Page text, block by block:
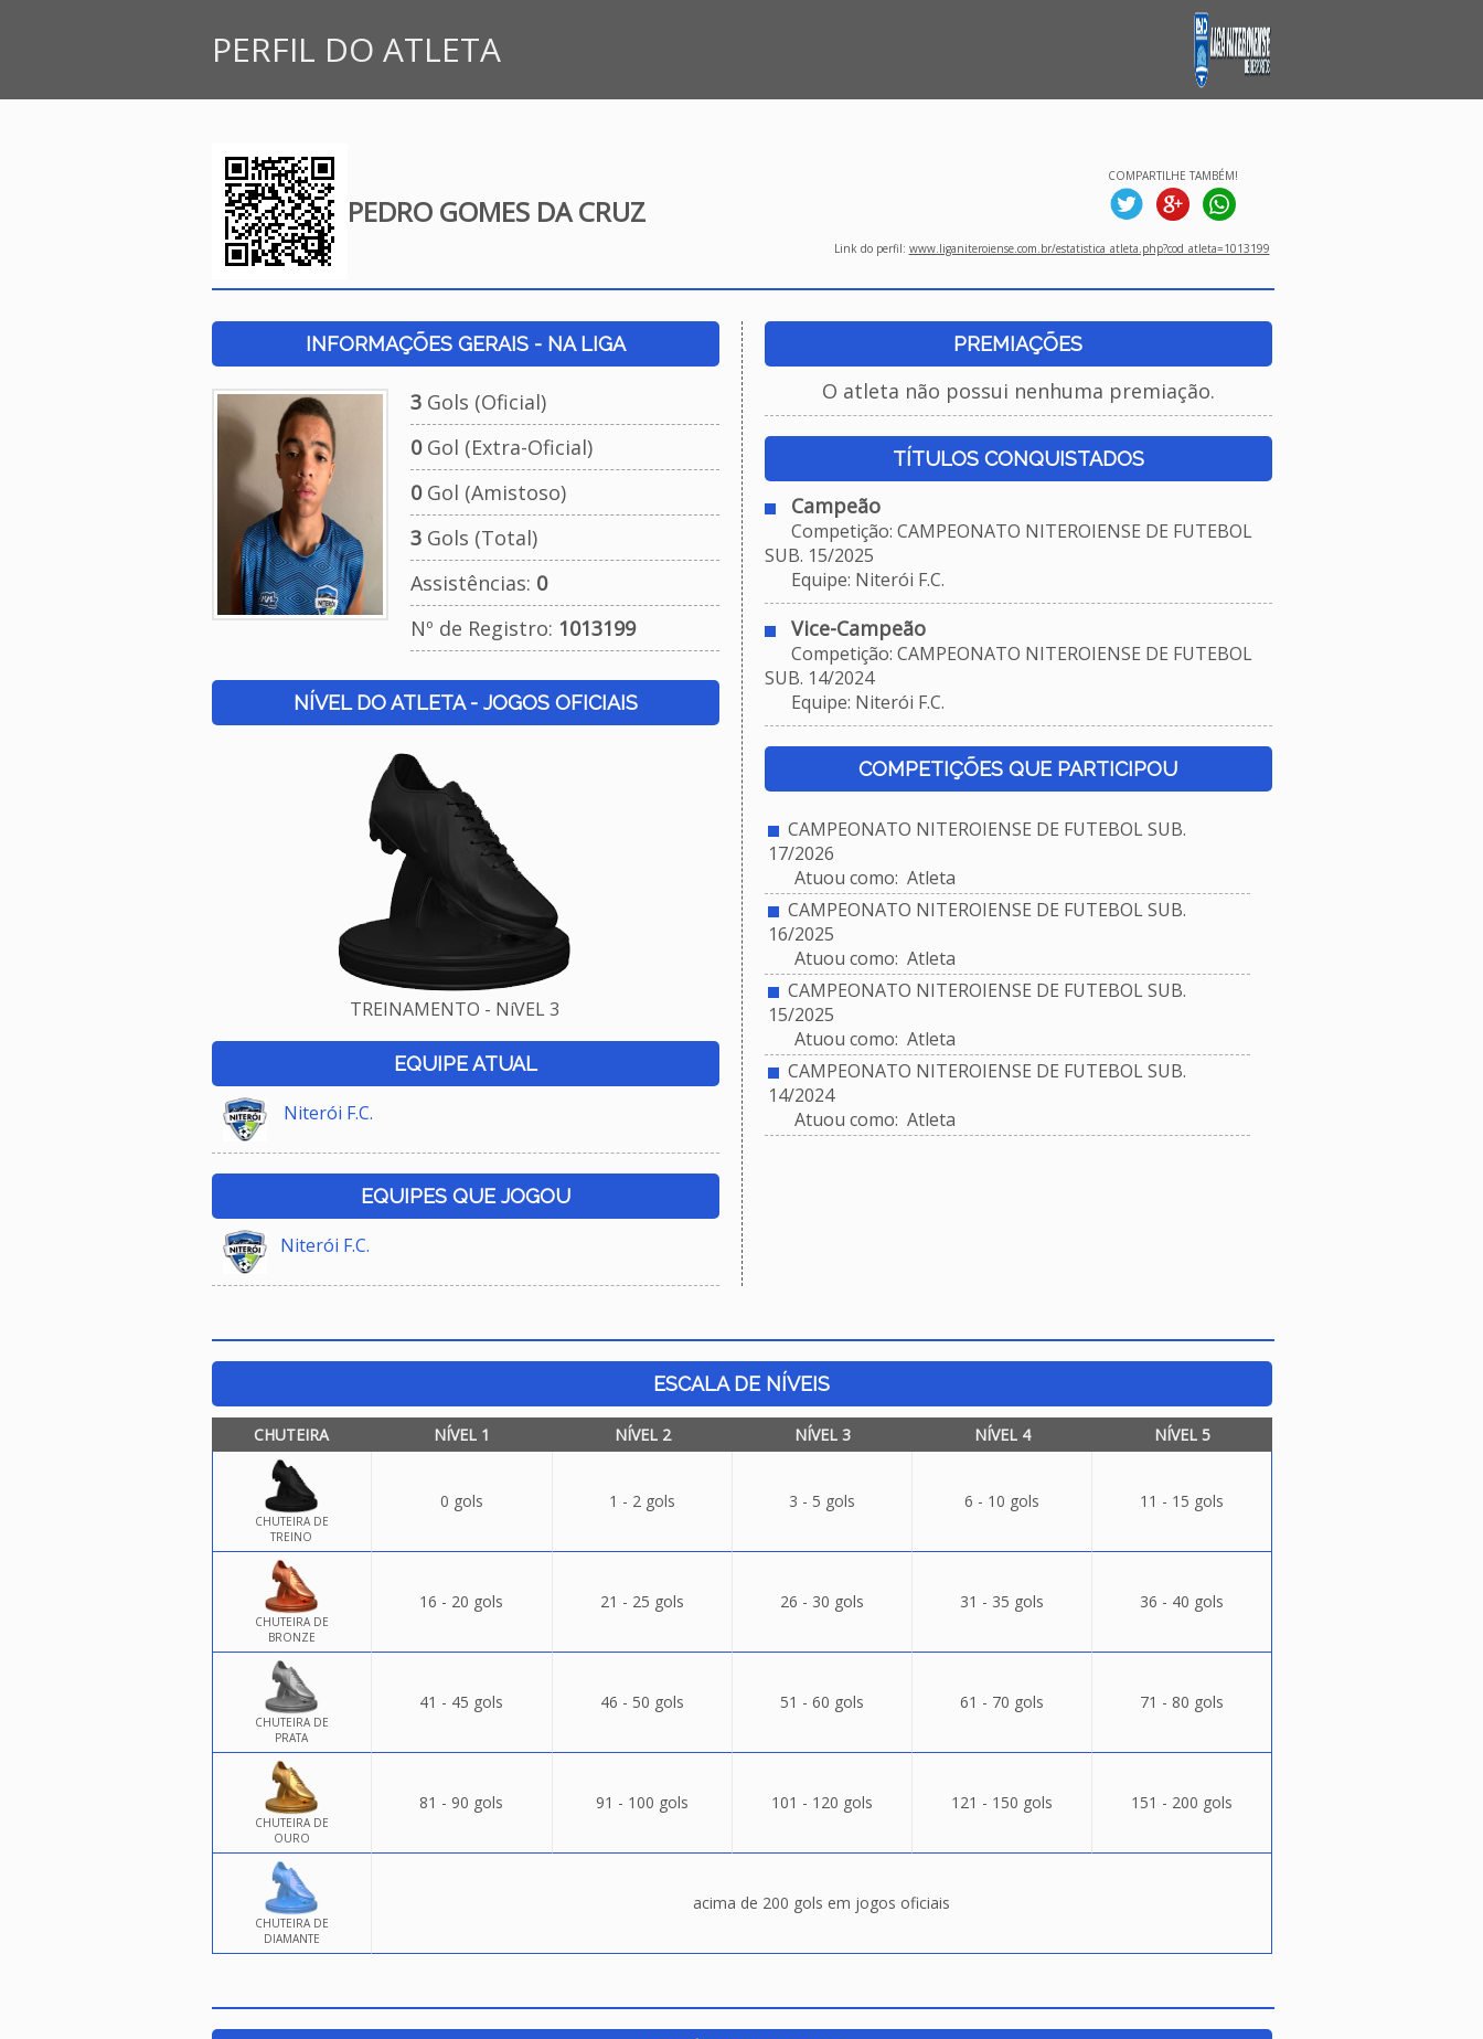
PERFIL DO ATLETA
PEDRO GOMES DA CRUZ
COMPARTILHE TAMBÉM!
Link do perfil: www.liganiteroiense.com.br/estatistica_atleta.php?cod_atleta=1013199
INFORMAÇÕES GERAIS - NA LIGA
3Gols (Oficial)
0Gol (Extra-Oficial)
0Gol (Amistoso)
3Gols (Total)
Assistências: 0
Nº de Registro: 1013199
NÍVEL DO ATLETA - JOGOS OFICIAIS
TREINAMENTO - NíVEL 3
EQUIPE ATUAL
Niterói F.C.
EQUIPES QUE JOGOU
Niterói F.C.
PREMIAÇÕES
O atleta não possui nenhuma premiação.
TÍTULOS CONQUISTADOS
Campeão
Competição: CAMPEONATO NITEROIENSE DE FUTEBOL
SUB. 15/2025
Equipe: Niterói F.C.
Vice-Campeão
Competição: CAMPEONATO NITEROIENSE DE FUTEBOL
SUB. 14/2024
Equipe: Niterói F.C.
COMPETIÇÕES QUE PARTICIPOU
CAMPEONATO NITEROIENSE DE FUTEBOL SUB.
17/2026
Atuou como: Atleta
CAMPEONATO NITEROIENSE DE FUTEBOL SUB.
16/2025
Atuou como: Atleta
CAMPEONATO NITEROIENSE DE FUTEBOL SUB.
15/2025
Atuou como: Atleta
CAMPEONATO NITEROIENSE DE FUTEBOL SUB.
14/2024
Atuou como: Atleta
ESCALA DE NÍVEIS
CHUTEIRA NÍVEL 1 NÍVEL 2 NÍVEL 3 NÍVEL 4 NÍVEL 5
CHUTEIRA DE
TREINO
0 gols 1 - 2 gols 3 - 5 gols 6 - 10 gols 11 - 15 gols
CHUTEIRA DE
BRONZE
16 - 20 gols 21 - 25 gols 26 - 30 gols 31 - 35 gols 36 - 40 gols
CHUTEIRA DE
PRATA
41 - 45 gols 46 - 50 gols 51 - 60 gols 61 - 70 gols 71 - 80 gols
CHUTEIRA DE
OURO
81 - 90 gols 91 - 100 gols 101 - 120 gols 121 - 150 gols 151 - 200 gols
CHUTEIRA DE
DIAMANTE
acima de 200 gols em jogos oficiais